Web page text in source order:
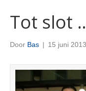
Tot slot
Door Bas | 15 juni 2013